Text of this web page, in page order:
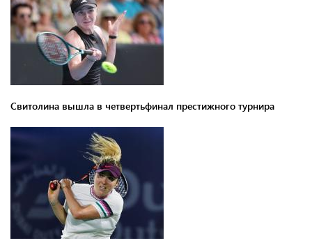
Свитолина вышла в четвертьфинал престижного турнира